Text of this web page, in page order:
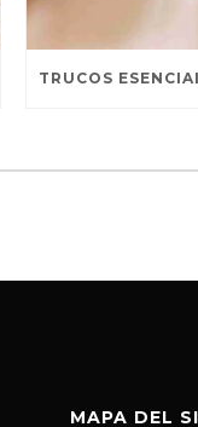
MAPA DEL